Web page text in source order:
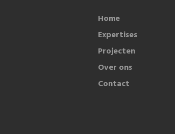
Home
Expertises
Projecten
Over ons
Contact